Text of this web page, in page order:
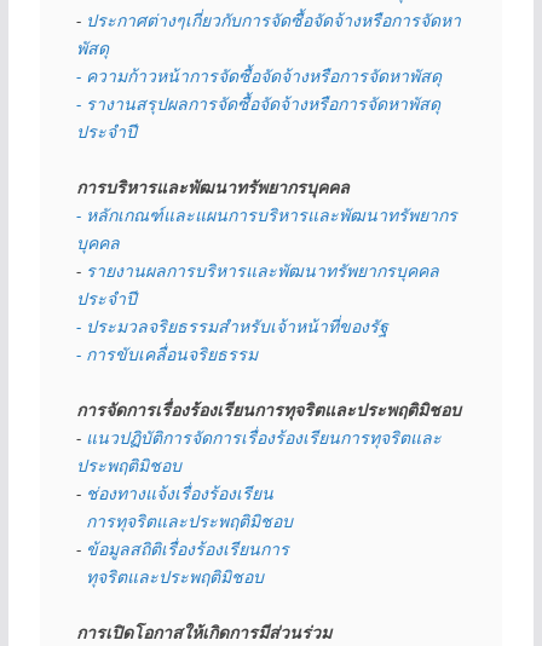
- ประกาศต่างๆเกี่ยวกับการจัดซื้อจัดจ้างหรือการจัดหา
พัสดุ
- ความก้าวหน้าการจัดซื้อจัดจ้างหรือการจัดหาพัสดุ
- รางานสรุปผลการจัดซื้อจัดจ้างหรือการจัดหาพัสดุ
ประจำปี
การบริหารและพัฒนาทรัพยากรบุคคล
- หลักเกณฑ์และแผนการบริหารและพัฒนาทรัพยากร
บุคคล
- รายงานผลการบริหารและพัฒนาทรัพยากรบุคคล
ประจำปี
- ประมวลจริยธรรมสำหรับเจ้าหน้าที่ของรัฐ
- การขับเคลื่อนจริยธรรม
การจัดการเรื่องร้องเรียนการทุจริตและประพฤติมิชอบ
- แนวปฏิบัติการจัดการเรื่องร้องเรียนการทุจริตและ
ประพฤติมิชอบ
- ช่องทางแจ้งเรื่องร้องเรียน
  การทุจริตและประพฤติมิชอบ
- ข้อมูลสถิติเรื่องร้องเรียนการ
  ทุจริตและประพฤติมิชอบ
การเปิดโอกาสให้เกิดการมีส่วนร่วม